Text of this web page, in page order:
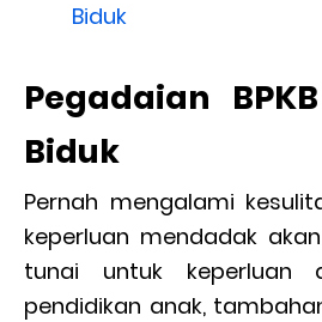
Biduk
Pegadaian
Biduk
Pernah mengalami
keperluan mendadak
tunai untuk keperluan
pendidikan anak,